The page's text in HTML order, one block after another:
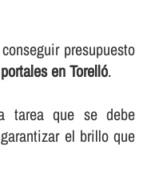
presupuesto
en Torelló.
tarea que se debe
el brillo que